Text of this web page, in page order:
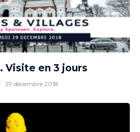
Visite en 3 jours
· 29 décembre 2018